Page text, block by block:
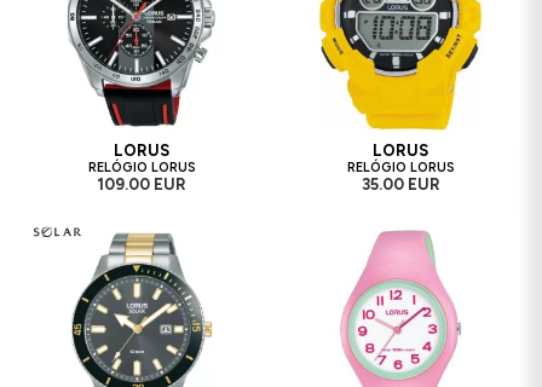
LORUS
RELÓGIO LORUS
109.00 EUR
LORUS
RELÓGIO LORUS
35.00 EUR